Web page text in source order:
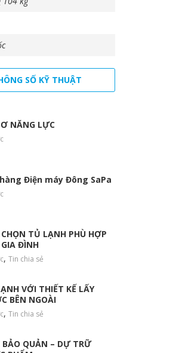
SỐ KỸ THUẬT
NĂNG LỰC
Điện máy Đông SaPa
TỦ LẠNH PHÙ HỢP
GIA ĐÌNH
, Tin chia sẻ
VỚI THIẾT KẾ LẤY
BÊN NGOÀI
, Tin chia sẻ
BẢO QUẢN – DỰ TRỮ